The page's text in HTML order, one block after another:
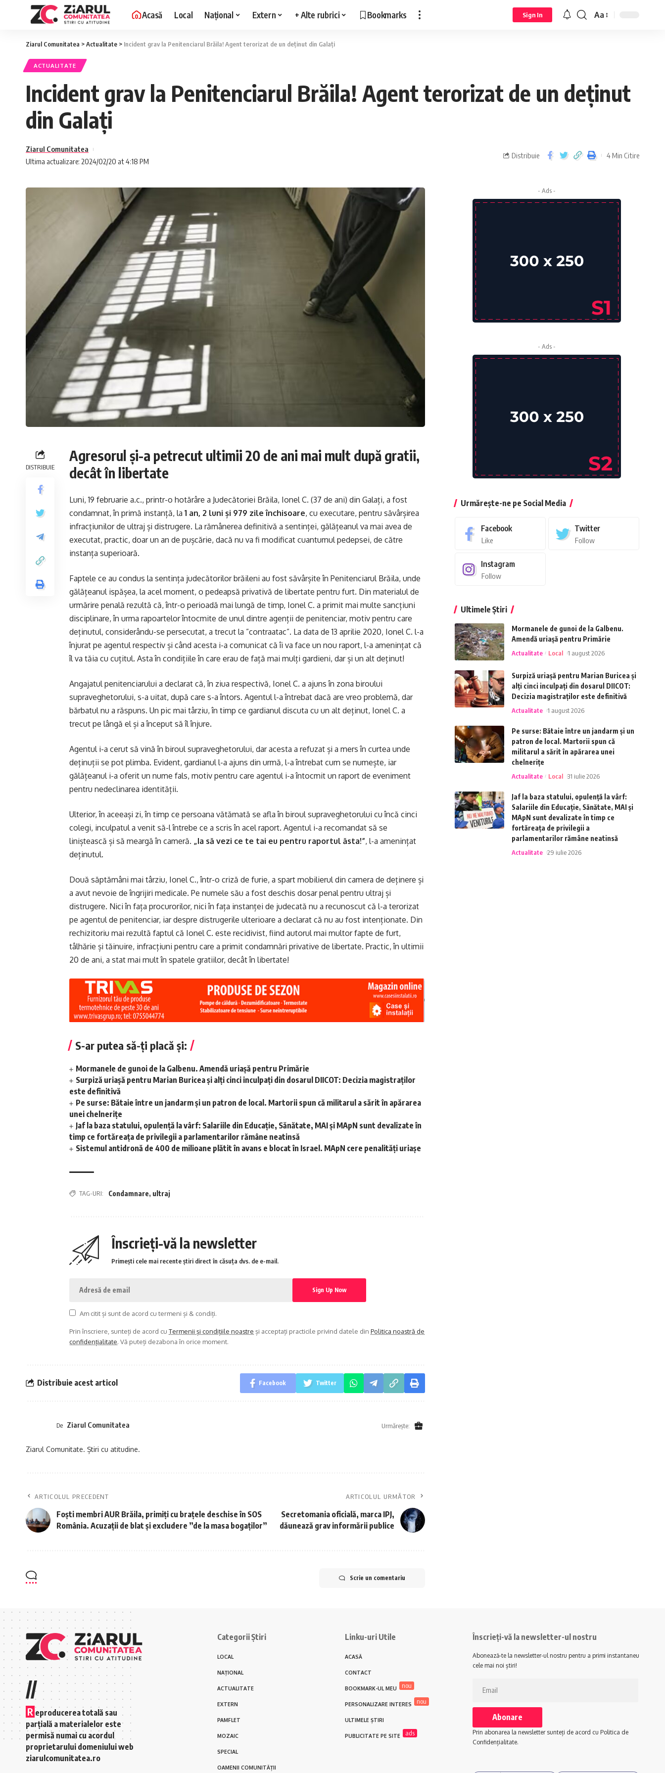
Acasă Local Național Extern + Alte rubrici Bookmarks Sign In Aa
Ziarul Comunitatea >Actualitate > Incident grav la Penitenciarul Brăila! Agent terorizat de un deținut din Galați
ACTUALITATE
Incident grav la Penitenciarul Brăila! Agent terorizat de un deținut
din Galați
Ultima actualizare: 2024/02/20 at 4:18 PM
Ziarul Comunitatea
Distribuie 4 Min Citire
DISTRIBUIE
Agresorul și-a petrecut ultimii 20 de ani mai mult după gratii,
decât în libertate
Luni, 19 februarie a.c., printr-o hotărâre a Judecătoriei Brăila, Ionel C. (37 de ani) din Galați, a fost
condamnat, în primă instanță, la 1 an, 2 luni și 979 zileînchisoare, cu executare, pentru săvârșirea
infracțiunilor de ultraj și distrugere. La rămânerea definitivă a sentinței, gălățeanul va mai avea de
executat, practic, doar un an de pușcărie, dacă nu va fi modificat cuantumul pedepsei, de către
instanța superioară.
Faptele ce au condus la sentința judecătorilor brăileni au fost săvârșite în Penitenciarul Brăila, unde
gălățeanul ispășea, la acel moment, o pedeapsă privativă de libertate pentru furt. Din materialul de
urmărire penală rezultă că, într-o perioadă mai lungă de timp, Ionel C. a primit mai multe sancțiuni
disciplinare, în urma rapoartelor întocmite de unul dintre agenții de penitenciar, motiv pentru care
deținutul, considerându-se persecutat, a trecut la ”contraatac”. La data de 13 aprilie 2020, Ionel C. l-a
înjurat pe agentul respectiv și când acesta i-a comunicat că îi va face un nou raport, l-a amenințat că
îl va tăia cu cuțitul. Asta în condițiile în care erau de față mai mulți gardieni, dar și un alt deținut!
Angajatul penitenciarului a declarat că, în ziua respectivă, Ionel C. a ajuns în zona biroului
supraveghetorului, s-a uitat, după care s-a întors. Agentul l-a întrebat dacă are vreo problemă, dar
bărbatul nu a răspuns. Un pic mai târziu, în timp ce gardianul discuta cu un alt deținut, Ionel C. a
trecut pe lângă el și a început să îl înjure.
Agentul i-a cerut să vină în biroul supraveghetorului, dar acesta a refuzat și a mers în curtea unde
deținuții se pot plimba. Evident, gardianul l-a ajuns din urmă, l-a întrebat cum se numește, iar
gălățeanul i-a oferit un nume fals, motiv pentru care agentul i-a întocmit un raport de eveniment
pentru nedeclinarea identității.
Ulterior, în aceeași zi, în timp ce persoana vătămată se afla în biroul supraveghetorului cu încă cinci
colegi, inculpatul a venit să-l întrebe ce a scris în acel raport. Agentul i-a recomandat să se
liniștească și să meargă în cameră. „Ia să vezi ce te tai eu pentru raportul ăsta!”, l-a amenințat
deținutul.
Două săptămâni mai târziu, Ionel C., într-o criză de furie, a spart mobilierul din camera de deținere și
a avut nevoie de îngrijiri medicale. Pe numele său a fost deschis dosar penal pentru ultraj și
distrugere. Nici în fața procurorilor, nici în fața instanței de judecată nu a recunoscut că l-a terorizat
pe agentul de penitenciar, iar despre distrugerile ulterioare a declarat că nu au fost intenționate. Din
rechizitoriu mai rezultă faptul că Ionel C. este recidivist, fiind autorul mai multor fapte de furt,
tâlhărie și tăinuire, infracțiuni pentru care a primit condamnări privative de libertate. Practic, în ultimii
20 de ani, a stat mai mult în spatele gratiilor, decât în libertate!
S-ar putea să-ți placă și:
Mormanele de gunoi de la Galbenu. Amendă uriașă pentru Primărie
Surpiză uriașă pentru Marian Buricea și alți cinci inculpați din dosarul DIICOT: Decizia magistraților
este definitivă
Pe surse: Bătaie între un jandarm și un patron de local. Martorii spun că militarul a sărit în apărarea
unei chelnerițe
Jaf la baza statului, opulență la vârf: Salariile din Educație, Sănătate, MAI și MApN sunt devalizate în
timp ce fortăreața de privilegii a parlamentarilor rămâne neatinsă
Sistemul antidronă de 400 de milioane plătit în avans e blocat în Israel. MApN cere penalități uriașe
TAG-URI: Condamnare, ultraj
Înscrieți-vă la newsletter
Primești cele mai recente știri direct în căsuța dvs. de e-mail.
Am citit și sunt de acord cu termeni și & condiți.
Prin înscriere, sunteți de acord cu Termenii și condițiile noastre și acceptați practicile privind datele din Politica noastră de
confidențialitate. Vă puteți dezabona în orice moment.
Distribuie acest articol Facebook Twitter
De Ziarul Comunitatea Urmărește:
Ziarul Comunitate. Știri cu atitudine.
ARTICOLUL PRECEDENT
Foști membri AUR Brăila, primiți cu brațele deschise în SOS
România. Acuzații de blat și excludere ”de la masa bogaților”
ARTICOLUL URMĂTOR
Secretomania oficială, marca IPJ,
dăunează grav informării publice
Scrie un comentariu
- Ads -
- Ads -
Urmărește-ne pe Social Media
Facebook
Like
Twitter
Follow
Instagram
Follow
Ultimele Știri
Mormanele de gunoi de la Galbenu.
Amendă uriașă pentru Primărie
Actualitate Local 1 august 2026
Surpiză uriașă pentru Marian Buricea și
alți cinci inculpați din dosarul DIICOT:
Decizia magistraților este definitivă
Actualitate 1 august 2026
Pe surse: Bătaie între un jandarm și un
patron de local. Martorii spun că
militarul a sărit în apărarea unei
chelnerițe
Actualitate Local 31 iulie 2026
Jaf la baza statului, opulență la vârf:
Salariile din Educație, Sănătate, MAI și
MApN sunt devalizate în timp ce
fortăreața de privilegii a
parlamentarilor rămâne neatinsă
Actualitate 29 iulie 2026
//
R eproducerea totală sau
parțială a materialelor este
permisă numai cu acordul
proprietarului domeniului web
ziarulcomunitatea.ro
Categorii Știri
LOCAL
NAȚIONAL
ACTUALITATE
EXTERN
PAMFLET
MOZAIC
SPECIAL
OAMENII COMUNITĂȚII
Linku-uri Utile
ACASĂ
CONTACT
BOOKMARK-UL MEU nou
PERSONALIZARE INTERES nou
ULTIMELE ȘTIRI
PUBLICITATE PE SITE ads
Înscrieți-vă la newsletter-ul nostru
Abonează-te la newsletter-ul nostru pentru a primi instantaneu
cele mai noi știri!
Prin abonarea la newsletter sunteți de acord cu Politica de
Confidențialitate.